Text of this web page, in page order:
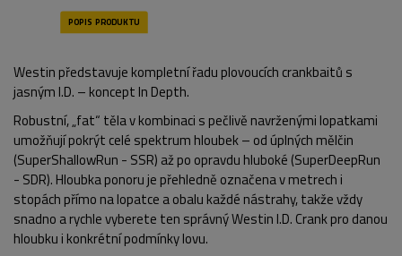
Westin představuje kompletní řadu plovoucích crankbaitů s
jasným I.D. – koncept In Depth.
Robustní, „fat“ těla v kombinaci s pečlivě navrženými lopatkami
umožňují pokrýt celé spektrum hloubek – od úplných mělčin
(SuperShallowRun - SSR) až po opravdu hluboké (SuperDeepRun
- SDR). Hloubka ponoru je přehledně označena v metrech i
stopách přímo na lopatce a obalu každé nástrahy, takže vždy
snadno a rychle vyberete ten správný Westin I.D. Crank pro danou
hloubku i konkrétní podmínky lovu.